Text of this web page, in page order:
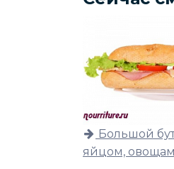
Большой
яйцом,